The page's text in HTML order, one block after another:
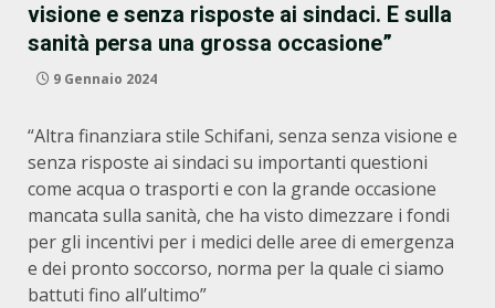
visione e senza risposte ai sindaci. E sulla
sanità persa una grossa occasione”
9 Gennaio 2024
“Altra finanziara stile Schifani, senza senza visione e
senza risposte ai sindaci su importanti questioni
come acqua o trasporti e con la grande occasione
mancata sulla sanità, che ha visto dimezzare i fondi
per gli incentivi per i medici delle aree di emergenza
e dei pronto soccorso, norma per la quale ci siamo
battuti fino all’ultimo”